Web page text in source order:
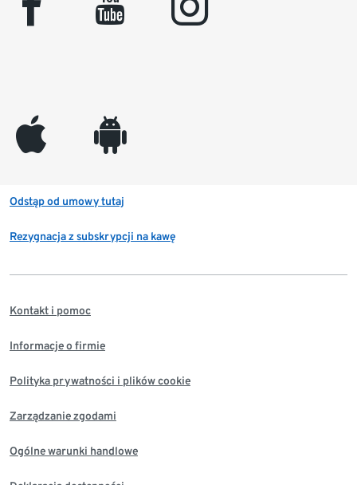
appleinc android
Odstąp od umowy tutaj
Rezygnacja z subskrypcji na kawę
Kontakt i pomoc
Informacje o firmie
Polityka prywatności i plików cookie
Zarządzanie zgodami
Ogólne warunki handlowe